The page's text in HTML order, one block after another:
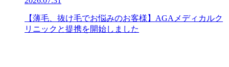
【薄毛、抜け毛でお悩みのお客様】AGAメディカルク
リニックと提携を開始しました